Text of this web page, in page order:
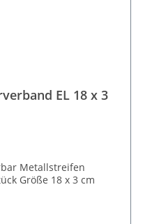
EL 18 x 3
Größe 18 x 3 cm